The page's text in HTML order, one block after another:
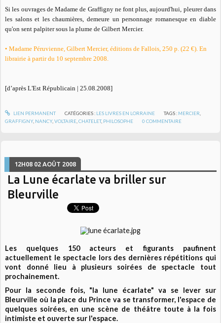
Si les ouvrages de Madame de Graffigny ne font plus, aujourd'hui, pleurer dans
les salons et les chaumières, demeure un personnage romanesque en diable
qu'on sent palpiter sous la plume de Gilbert Mercier.
•Madame Péruvienne, Gilbert Mercier, éditions de Fallois, 250 p. (22 €). En
librairie à partir du 10 septembre 2008.
[d’après L'Est Républicain | 25.08.2008]
LIEN PERMANENT CATÉGORIES : LES LIVRES EN LORRAINE TAGS : MERCIER
GRAFFIGNY, NANCY,VOLTAIRE ,CHATELET, PHILOSOPHE 0 COMMENTAIRE
12H08 02 AOÛT 2008
La Lune écarlate va briller sur
Bleurville
Les quelques 150 acteurs et figurants paufinent
actuellement le spectacle lors des dernières répétitions qui
vont donné lieu à plusieurs soirées de spectacle tout
prochainement.
Pour la seconde fois, "la lune écarlate" va se lever sur
Bleurville où la place du Prince va se transformer, l'espace de
quelques soirées, en une scène de théâtre toute à la fois
intimiste et ouverte sur l'espace.